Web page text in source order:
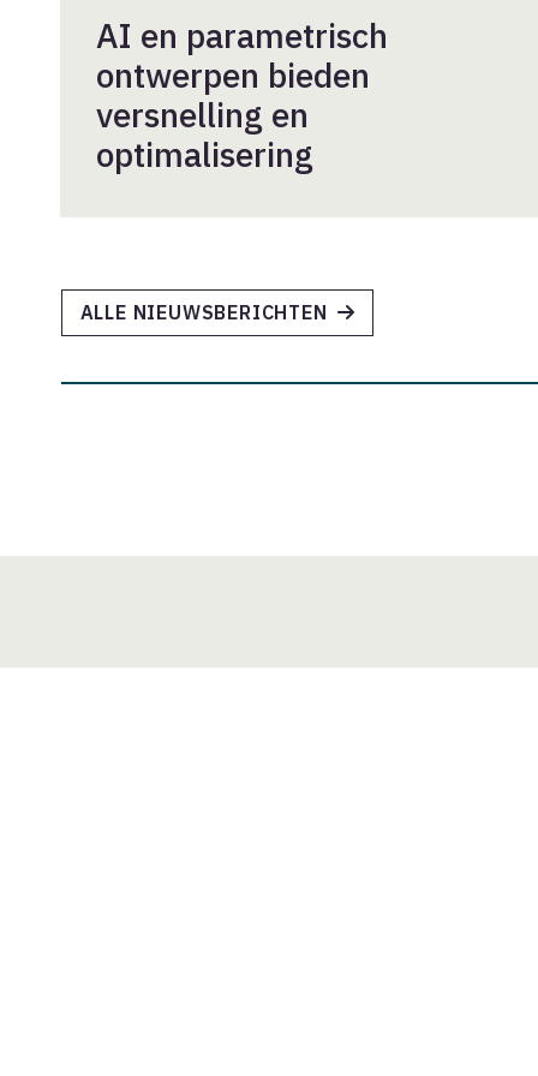
AI en parametrisch
ontwerpen bieden
versnelling en
optimalisering
ALLE NIEUWSBERICHTEN